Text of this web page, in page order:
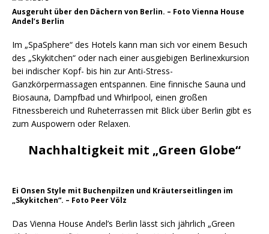
Ausgeruht über den Dächern von Berlin. – Foto Vienna House
Andel’s Berlin
Im „SpaSphere“ des Hotels kann man sich vor einem Besuch
des „Skykitchen“ oder nach einer ausgiebigen Berlinexkursion
bei indischer Kopf- bis hin zur Anti-Stress-
Ganzkörpermassagen entspannen. Eine finnische Sauna und
Biosauna, Dampfbad und Whirlpool, einen großen
Fitnessbereich und Ruheterrassen mit Blick über Berlin gibt es
zum Auspowern oder Relaxen.
Nachhaltigkeit mit „Green Globe“
Ei Onsen Style mit Buchenpilzen und Kräuterseitlingen im
„Skykitchen“. – Foto Peer Völz
Das Vienna House Andel’s Berlin lässt sich jährlich „Green